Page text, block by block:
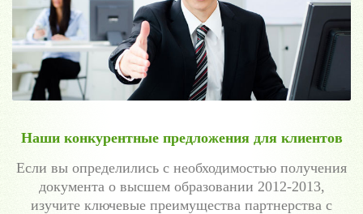
Наши конкурентные предложения для клиентов
Если вы определились с необходимостью получения
документа о высшем образовании 2012-2013,
изучите ключевые преимущества партнерства с